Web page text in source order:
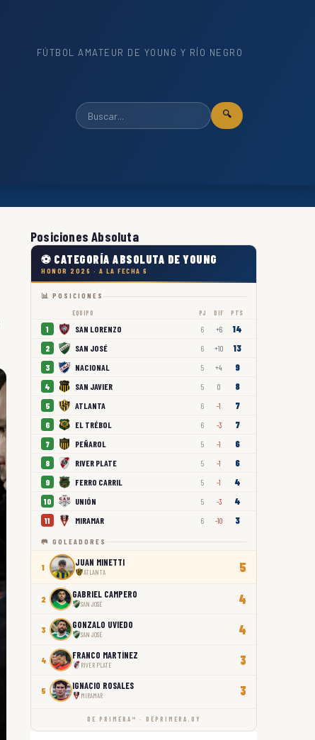
FÚTBOL AMATEUR DE YOUNG Y RÍO NEGRO
🔍
Posiciones Absoluta
⚽ CATEGORÍA ABSOLUTA DE YOUNG
HONOR 2026 · A LA FECHA 6
📊 POSICIONES
EQUIPO PJ DIF PTS
1 SAN LORENZO 6 +6 14
2 SAN JOSÉ 6 +10 13
3 NACIONAL 5 +4 9
4 SAN JAVIER 5 0 8
5 ATLANTA 6 -1 7
6 EL TRÉBOL 6 -3 7
7 PEÑAROL 5 -1 6
8 RIVER PLATE 5 -1 6
9 FERRO CARRIL 5 -1 4
10 UNIÓN 5 -3 4
11 MIRAMAR 6 -10 3
🥅 GOLEADORES
1 JUAN MINETTI
ATLANTA 5
2 GABRIEL CAMPERO
SAN JOSÉ 4
3 GONZALO UVIEDO
SAN JOSÉ 4
4 FRANCO MARTÍNEZ
RIVER PLATE 3
5 IGNACIO ROSALES
MIRAMAR 3
DE PRIMERA™ · DEPRIMERA.UY